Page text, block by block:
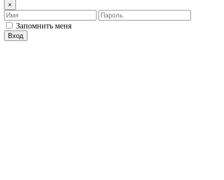
×
Имя
Пароль
Запомнить меня
Вход